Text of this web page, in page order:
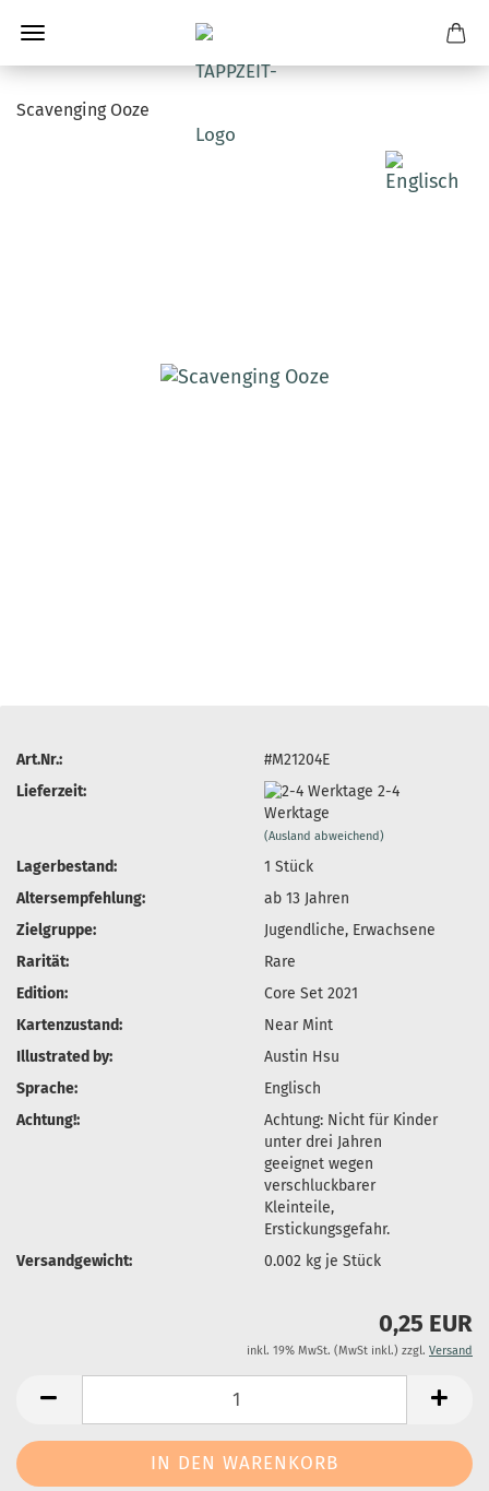
Scavenging Ooze
Art.Nr.:
#M21204E
Lieferzeit:
2-4
Werktage
(Ausland abweichend)
Lagerbestand: 1 Stück
Altersempfehlung:
ab 13 Jahren
Zielgruppe:
Jugendliche, Erwachsene
Rarität:
Rare
Edition:
Core Set 2021
Kartenzustand:
Near Mint
Illustrated by:
Austin Hsu
Sprache:
Englisch
Achtung!:
Achtung: Nicht für Kinder
unter drei Jahren
geeignet wegen
verschluckbarer
Kleinteile,
Erstickungsgefahr.
Versandgewicht:
0.002kg je Stück
0,25 EUR
inkl. 19% MwSt. (MwSt inkl.) zzgl. Versand